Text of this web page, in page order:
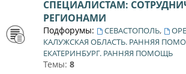
СПЕЦИАЛИСТАМ:
РЕГИОНАМИ
Подфорумы: СЕВАСТОПОЛЬ,
КАЛУЖСКАЯ ОБЛАСТЬ. РАННЯЯ
ЕКАТЕРИНБУРГ. РАННЯЯ ПОМОЩЬ
Темы: 8